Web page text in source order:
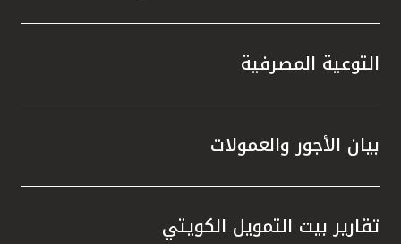
التوعية المصرفية
بيان الأجور والعمولات
تقارير بيت التمويل الكويتي